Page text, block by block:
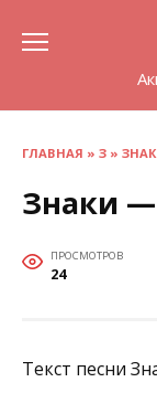
ГЛАВНАЯ » З »
Знаки
ПРОСМОТРОВ
24
Текст песни